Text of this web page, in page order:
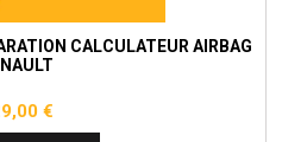
CALCULATEUR AIRBAG
€